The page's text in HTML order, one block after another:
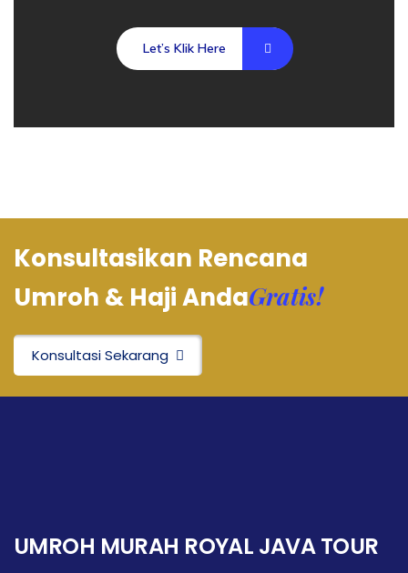
Let’s Klik Here
Konsultasikan Rencana
Umroh & Haji AndaGratis!
Konsultasi Sekarang
UMROH MURAH ROYAL JAVA TOUR